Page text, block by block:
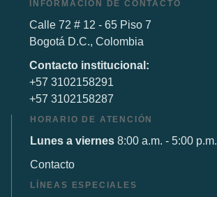
INFORMACIÓN DE CONTACTO
Calle 72 # 12 - 65 Piso 7
Bogotá D.C., Colombia
Contacto institucional:
+57 3102158291
+57 3102158287
HORARIO DE ATENCIÓN
Lunes a viernes 8:00 a.m. - 5:00 p.m.
Contacto
LÍNEAS ESPECIALES